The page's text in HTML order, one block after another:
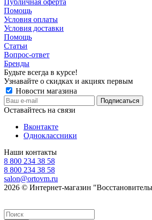
Публичная оферта
Помощь
Условия оплаты
Условия доставки
Помощь
Статьи
Вопрос-ответ
Бренды
Будьте всегда в курсе!
Узнавайте о скидках и акциях первым
Новости магазина
Оставайтесь на связи
Вконтакте
Одноклассники
Наши контакты
8 800 234 38 58
8 800 234 38 58
salon@ortovm.ru
2026 © Интернет-магазин